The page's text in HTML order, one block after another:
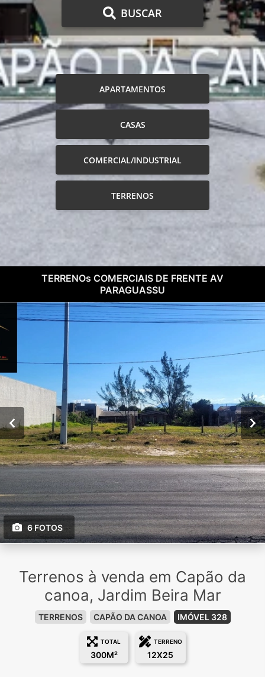
BUSCAR
APARTAMENTOS
CASAS
COMERCIAL/INDUSTRIAL
TERRENOS
TERRENOs COMERCIAIS DE FRENTE AV
PARAGUASSU
6 FOTOS
Terrenos à venda em Capão da
canoa, Jardim Beira Mar
TERRENOS CAPÃO DA CANOA IMÓVEL 328
TOTAL
300M²
TERRENO
12X25